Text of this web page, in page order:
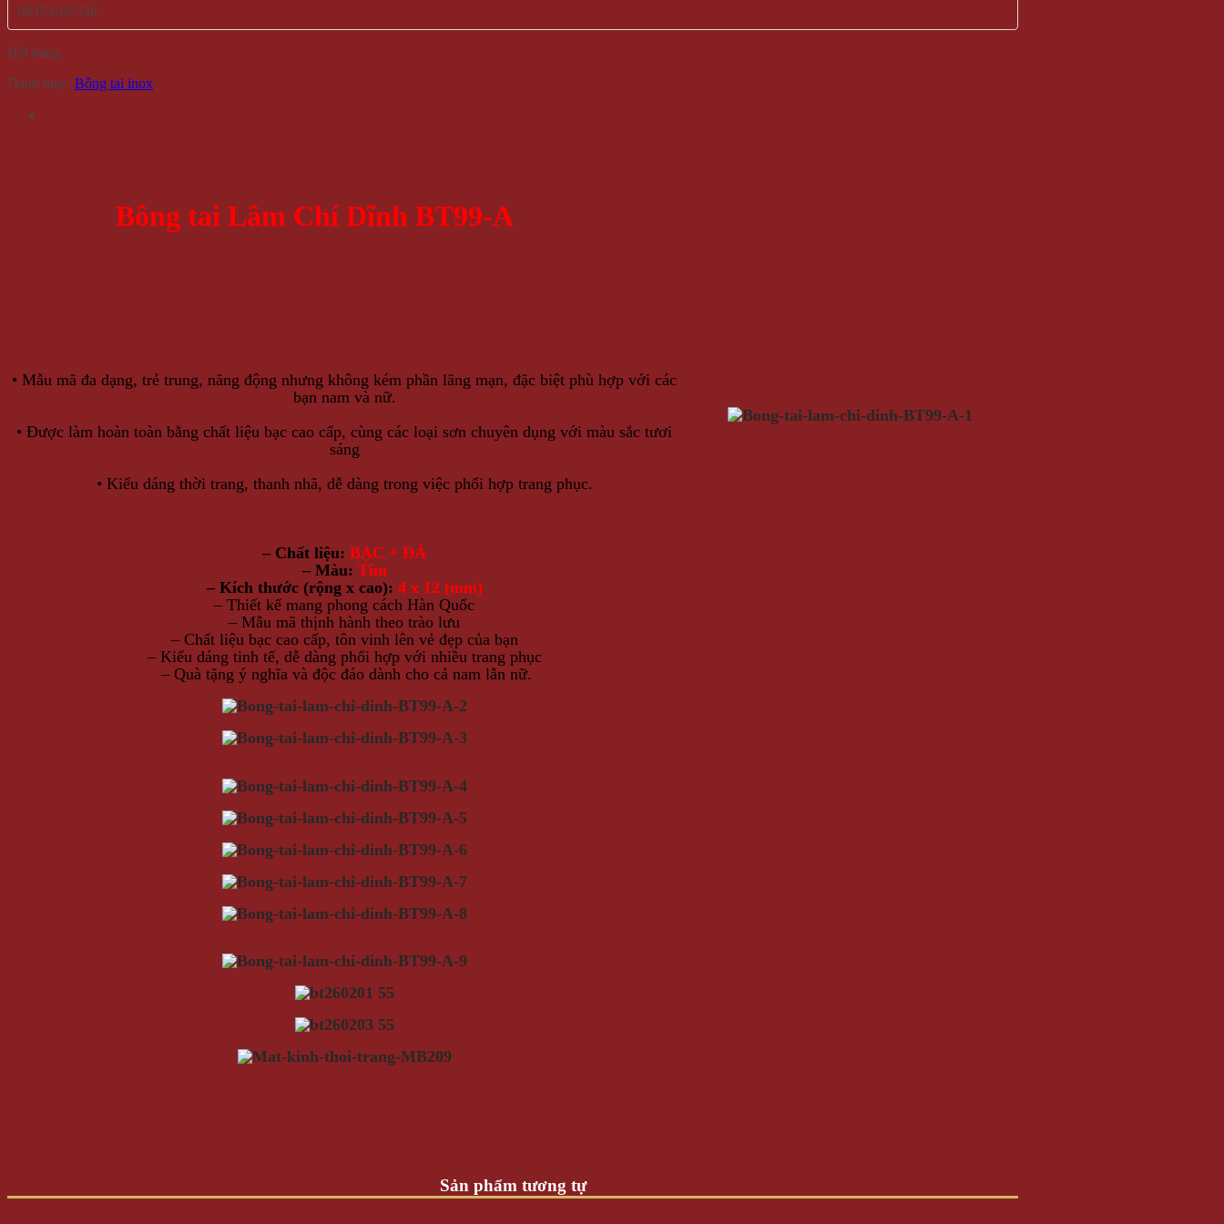
0935 616 536
Hết hàng
Danh mục: Bông tai inox
Bông tai Lâm Chí Dĩnh BT99-A
• Mẫu mã đa dạng, trẻ trung, năng động nhưng không kém phần lãng mạn, đặc biệt phù hợp với các
bạn nam và nữ.
• Được làm hoàn toàn bằng chất liệu bạc cao cấp, cùng các loại sơn chuyên dụng với màu sắc tươi
sáng
• Kiểu dáng thời trang, thanh nhã, dễ dàng trong việc phối hợp trang phục.
– Chất liệu: BẠC + ĐÁ
– Màu: Tím
– Kích thước (rộng x cao): 4 x 12 (mm)
– Thiết kế mang phong cách Hàn Quốc
– Mẫu mã thịnh hành theo trào lưu
– Chất liệu bạc cao cấp, tôn vinh lên vẻ đẹp của bạn
– Kiểu dáng tinh tế, dễ dàng phối hợp với nhiều trang phục
– Quà tặng ý nghĩa và độc đáo dành cho cả nam lẫn nữ.
Sản phẩm tương tự